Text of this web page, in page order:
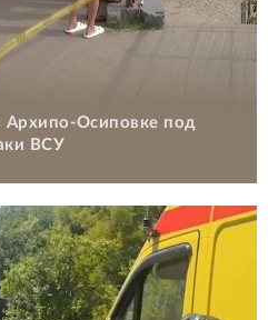
Архипо-Осиповке под
ВСУ